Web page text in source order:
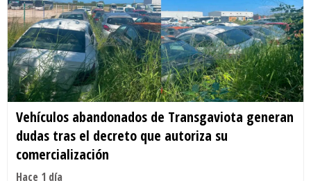
Vehículos abandonados de Transgaviota generan
dudas tras el decreto que autoriza su
comercialización
Hace 1 día